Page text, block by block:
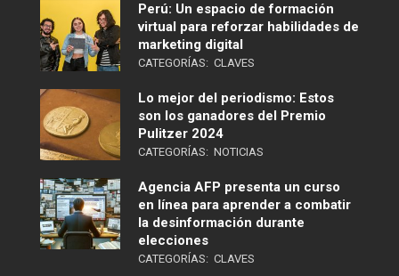
Perú: Un espacio de formación
virtual para reforzar habilidades de
marketing digital
CATEGORÍAS: CLAVES
Lo mejor del periodismo: Estos
son los ganadores del Premio
Pulitzer 2024
CATEGORÍAS: NOTICIAS
Agencia AFP presenta un curso
en línea para aprender a combatir
la desinformación durante
elecciones
CATEGORÍAS: CLAVES